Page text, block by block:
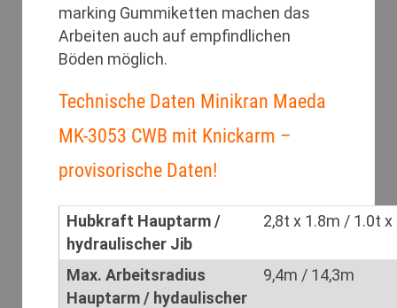
marking Gummiketten machen das
Arbeiten auch auf empfindlichen
Böden möglich.
Technische Daten Minikran Maeda
MK-3053 CWB mit Knickarm –
provisorische Daten!
Hubkraft Hauptarm /
hydraulischer Jib
2,8t x 1.8m / 1.0t x
Max. Arbeitsradius
Hauptarm / hydaulischer
9,4m / 14,3m